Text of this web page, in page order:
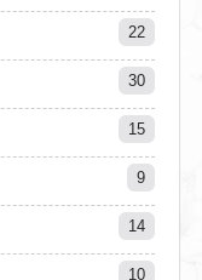
22
30
15
9
14
10